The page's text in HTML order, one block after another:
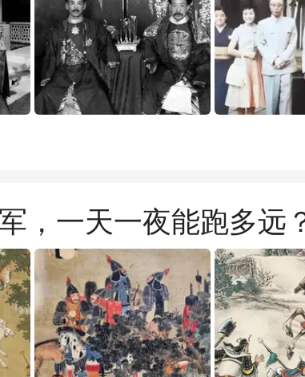
，一天一夜能跑多远